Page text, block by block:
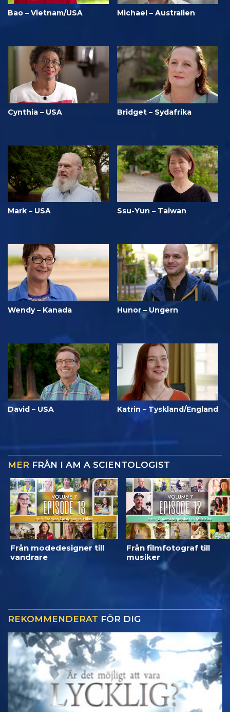
Bao – Vietnam/USA Michael – Australien
Cynthia – USA Bridget – Sydafrika
Mark – USA Ssu-Yun – Taiwan
Wendy – Kanada Hunor – Ungern
David – USA Katrin – Tyskland/England
MER FRÅN I AM A SCIENTOLOGIST
Från modedesigner till
vandrare
Från filmfotograf till
musiker
REKOMMENDERAT FÖR DIG